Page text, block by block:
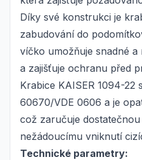
Díky své konstrukci je
zabudování do
víčko umožňuje snadné
a zajišťuje ochranu před
Krabice KAISER 1094-22
60670/VDE 0606 a je
což zaručuje
nežádoucímu vniknutí
Technické parametry: